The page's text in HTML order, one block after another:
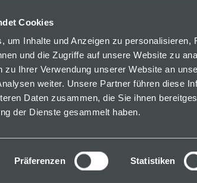
Cookies
um Inhalte und Anzeigen zu personalisieren,
und die Zugriffe auf unsere Website zu
zu Ihrer Verwendung unserer Website an
weiter. Unsere Partner führen diese
Daten zusammen, die Sie ihnen
der Dienste gesammelt haben.
Präferenzen Statistiken